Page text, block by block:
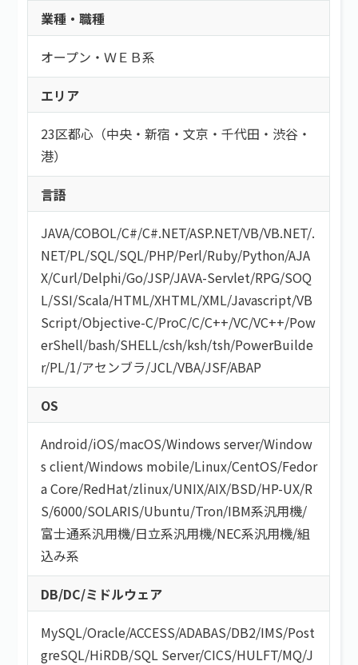
業種・職種
オープン・ＷＥＢ系
エリア
23区都心（中央・新宿・文京・千代田・渋谷・
港）
言語
JAVA/COBOL/C#/C#.NET/ASP.NET/VB/VB.NET/.
NET/PL/SQL/SQL/PHP/Perl/Ruby/Python/AJA
X/Curl/Delphi/Go/JSP/JAVA-Servlet/RPG/SOQ
L/SSI/Scala/HTML/XHTML/XML/Javascript/VB
Script/Objective-C/ProC/C/C++/VC/VC++/Pow
erShell/bash/SHELL/csh/ksh/tsh/PowerBuilde
r/PL/1/アセンブラ/JCL/VBA/JSF/ABAP
OS
Android/iOS/macOS/Windows server/Window
s client/Windows mobile/Linux/CentOS/Fedor
a Core/RedHat/zlinux/UNIX/AIX/BSD/HP-UX/R
S/6000/SOLARIS/Ubuntu/Tron/IBM系汎用機/
富士通系汎用機/日立系汎用機/NEC系汎用機/組
込み系
DB/DC/ミドルウェア
MySQL/Oracle/ACCESS/ADABAS/DB2/IMS/Post
greSQL/HiRDB/SQL Server/CICS/HULFT/MQ/J